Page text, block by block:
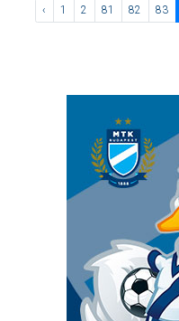
‹ 1 2 81 82 83